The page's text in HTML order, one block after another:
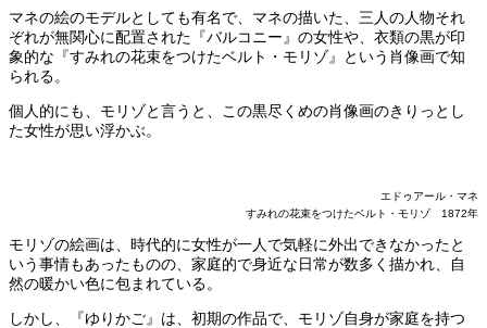
マネの絵のモデルとしても有名で、マネの描いた、三人の人物それ
ぞれが無関心に配置された『バルコニー』の女性や、衣類の黒が印
象的な『すみれの花束をつけたベルト・モリゾ』という肖像画で知
られる。
個人的にも、モリゾと言うと、この黒尽くめの肖像画のきりっとし
た女性が思い浮かぶ。
エドゥアール・マネ
すみれの花束をつけたベルト・モリゾ 1872年
モリゾの絵画は、時代的に女性が一人で気軽に外出できなかったと
いう事情もあったものの、家庭的で身近な日常が数多く描かれ、自
然の暖かい色に包まれている。
しかし、『ゆりかご』は、初期の作品で、モリゾ自身が家庭を持つ